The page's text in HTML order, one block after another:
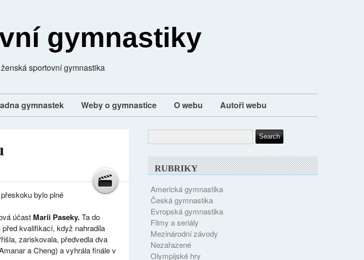
gymnastiky
sportovní gymnastika
gymnastek Weby o gymnastice O webu Autoři webu
bylo plné
účast Marii Paseky.Tado
před kvalifikací, když nahradila
zariskovala, předvedla dva
a Cheng) a vyhrála finále v
RUBRIKY
Americká gymnastika
Česká gymnastika
Evropská gymnastika
Filmy a seriály
Mezinárodní závody
Nezařazené
Olympijské hry